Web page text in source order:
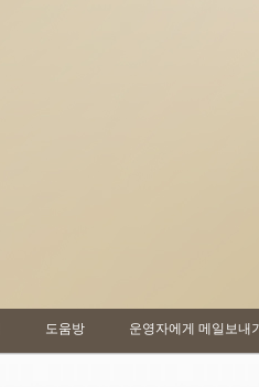
도움방 운영자에게 메일보내